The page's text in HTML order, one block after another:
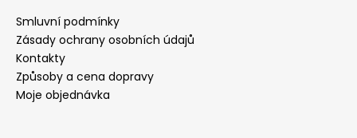
Smluvní podmínky
Zásady ochrany osobních údajů
Kontakty
Způsoby a cena dopravy
Moje objednávka